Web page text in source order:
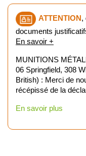
ATTENTION,
documents
En savoir +
MUNITIONS
06 Springfield, 308
British) : Merci de
récépissé de la
En savoir plus